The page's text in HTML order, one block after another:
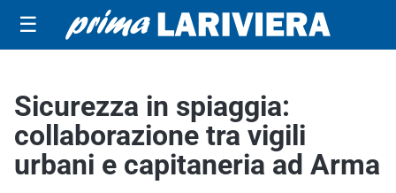
☰
Sicurezza in spiaggia:
collaborazione tra vigili
urbani e capitaneria ad Arma